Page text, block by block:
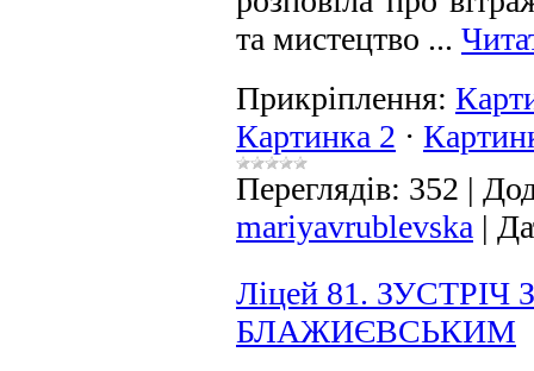
та мистецтво ...
Прикріплення:
Картинка 2 ·
Переглядів: 352 |
mariyavrublevska |
Ліцей 81.
БЛАЖИЄВСЬКИМ